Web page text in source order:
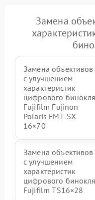
Замена
Замена объективов
с улучшением
характеристик
цифрового бинокля
Fujifilm Fujinon
Polaris FMT‑SX
16×70
Замена объективов
с улучшением
характеристик
цифрового бинокля
Fujifilm TS16×28